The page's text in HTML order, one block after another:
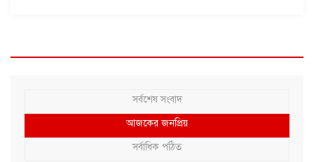
সর্বশেষ সংবাদ
আজকের জনপ্রিয়
সর্বাধিক পঠিত